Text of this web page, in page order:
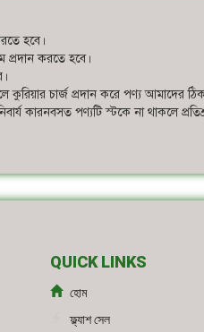
হবে।
প্রদান করতে হবে।
চার্জ প্রদান করে পণ্য আমাদের
কারনবসত পণ্যটি স্টকে না থাকলে
QUICK LINKS
হোম
ফ্ল্যাশ সেল